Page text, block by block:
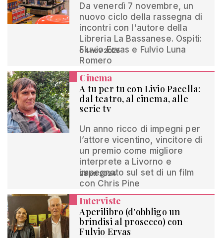
Da venerdì 7 novembre, un
nuovo ciclo della rassegna di
incontri con l'autore della
Libreria La Bassanese. Ospiti:
Fluvio Ervas e Fulvio Luna
Romero
04 nov 2025
Cinema
A tu per tu con Livio Pacella:
dal teatro, al cinema, alle
serie tv
Un anno ricco di impegni per
l’attore vicentino, vincitore di
un premio come migliore
interprete a Livorno e
impegnato sul set di un film
con Chris Pine
28 ott 2024
Interviste
Aperilibro (d'obbligo un
brindisi al prosecco) con
Fulvio Ervas